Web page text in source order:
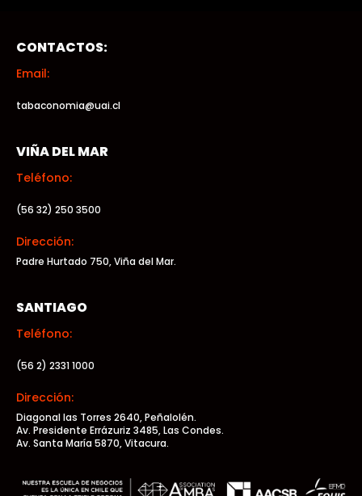
CONTACTOS:
Email:
tabaconomia@uai.cl
VIÑA DEL MAR
Teléfono:
(56 32) 250 3500
Dirección:
Padre Hurtado 750, Viña del Mar.
SANTIAGO
Teléfono:
(56 2) 2331 1000
Dirección:
Diagonal las Torres 2640, Peñalolén.
Av. Presidente Errázuriz 3485, Las Condes.
Av. Santa María 5870, Vitacura.